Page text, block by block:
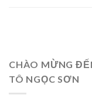
CHÀO MỪNG
TÔ NGỌC SƠN